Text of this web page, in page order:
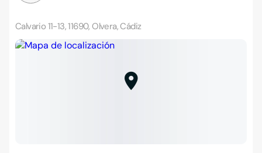
Calvario 11-13, 11690, Olvera, Cádiz